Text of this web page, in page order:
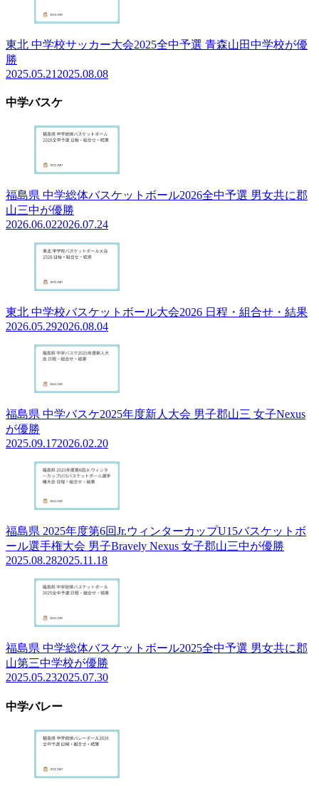
東北 中学校サッカー大会2025全中予選 青森山田中学校が優
勝
2025.05.21 2025.08.08
中学バスケ
福島県 中学総体バスケットボール2026全中予選 男女共に郡
山三中が優勝
2026.06.022026.07.24
東北 中学校バスケットボール大会2026 日程・組合せ・結果
2026.05.292026.08.04
福島県 中学バスケ2025年度新人大会 男子郡山三 女子Nexus
が優勝
2025.09.172026.02.20
福島県 2025年度第6回Jr.ウィンターカップU15バスケットボ
ール選手権大会 男子Bravely Nexus 女子郡山三中が優勝
2025.08.282025.11.18
福島県 中学総体バスケットボール2025全中予選 男女共に郡
山第三中学校が優勝
2025.05.232025.07.30
中学バレー